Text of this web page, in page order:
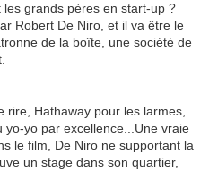
grands pères en start-up ?
Robert De Niro, et il va être le
de la boîte, une société de
Hathaway pour les larmes,
yo par excellence...Une vraie
le film, De Niro ne supportant la
un stage dans son quartier,